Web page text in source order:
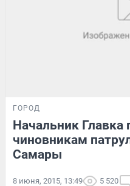
ГОРОД
Начальник
чиновникам
Самары
8 июня, 2015, 13:49 5 520